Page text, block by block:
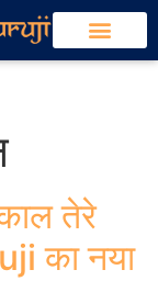
तेरे
का नया